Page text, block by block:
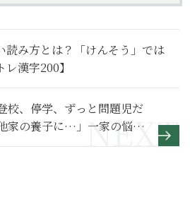
読み方とは？「けんそう」では
漢字200】
校、停学、ずっと問題児だ
家の養子に…」一家の悩み
たらした幸福～その１〜